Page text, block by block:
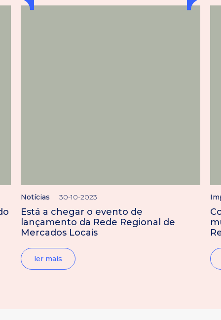
Notícias 30-10-2023
Está a chegar o evento de
lançamento da Rede Regional de
Mercados Locais
ler mais